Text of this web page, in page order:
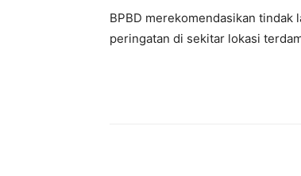
BPBD merekomendasikan tindak
peringatan di sekitar lokasi